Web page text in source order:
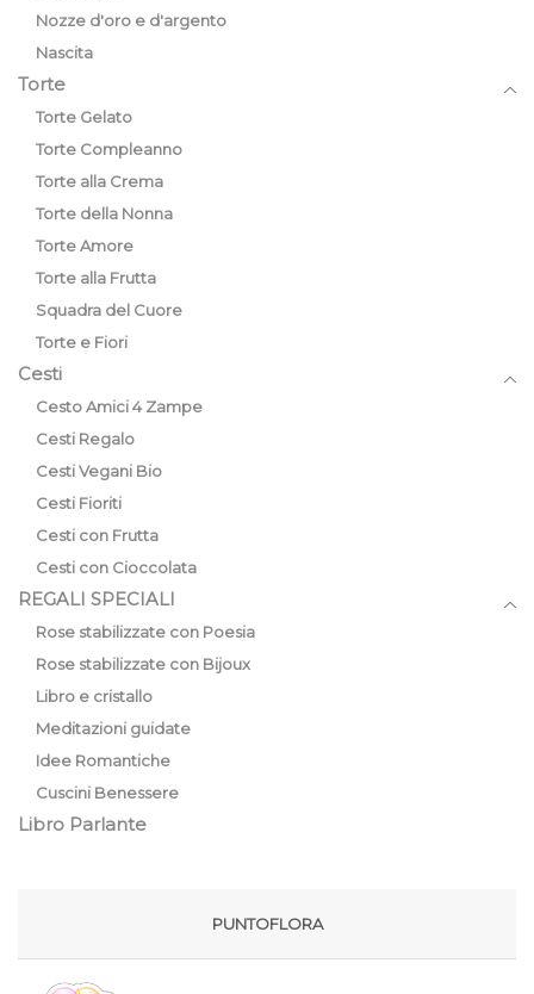
Nozze d'oro e d'argento
Nascita
Torte
Torte Gelato
Torte Compleanno
Torte alla Crema
Torte della Nonna
Torte Amore
Torte alla Frutta
Squadra del Cuore
Torte e Fiori
Cesti
Cesto Amici 4 Zampe
Cesti Regalo
Cesti Vegani Bio
Cesti Fioriti
Cesti con Frutta
Cesti con Cioccolata
REGALI SPECIALI
Rose stabilizzate con Poesia
Rose stabilizzate con Bijoux
Libro e cristallo
Meditazioni guidate
Idee Romantiche
Cuscini Benessere
Libro Parlante
PUNTOFLORA